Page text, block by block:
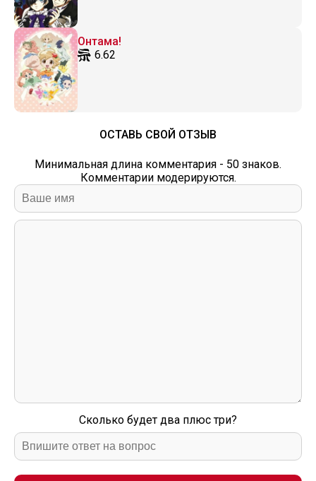
Онтама!
6.62
ОСТАВЬ СВОЙ ОТЗЫВ
Минимальная длина комментария - 50 знаков.
Комментарии модерируются.
Сколько будет два плюс три?